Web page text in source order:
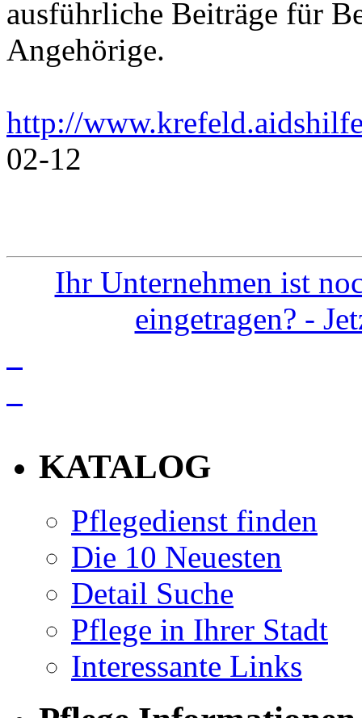
ausführliche Beiträge für
Angehörige.
http://
02-12
Ihr Unternehmen ist
eingetragen? -
KATALOG
Pflegedienst finden
Die 10 Neuesten
Detail Suche
Pflege in Ihrer Stadt
Interessante Links